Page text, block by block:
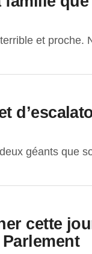
et proche.
géants que
cette